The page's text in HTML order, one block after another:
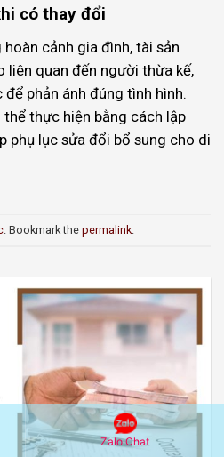
có thay đổi
cảnh gia đình, tài sản
liên quan đến người thừa kế,
phản ánh đúng tình hình.
thực hiện bằng cách lập
phụ lục sửa đổi bổ sung cho di
. Bookmark the permalink
Zalo Chat